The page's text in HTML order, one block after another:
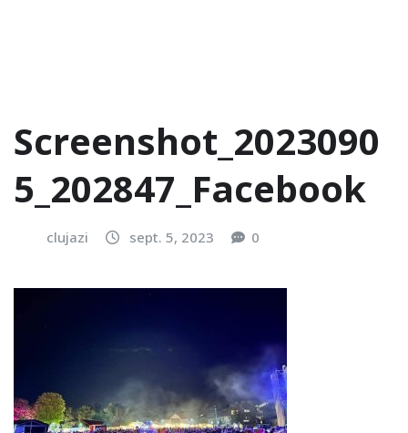
Screenshot_2023090
5_202847_Facebook
clujazi sept. 5, 2023 0